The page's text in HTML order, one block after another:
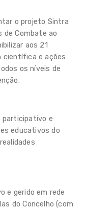
o projeto Sintra
de Combate ao
aos 21
científica e ações
os níveis de
participativo e
educativos do
e gerido em rede
do Concelho (com